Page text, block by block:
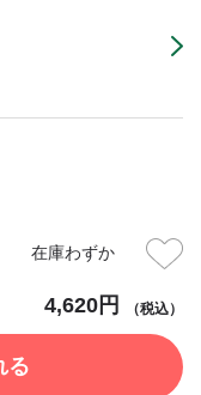
4,620円 （税込）
在庫わずか